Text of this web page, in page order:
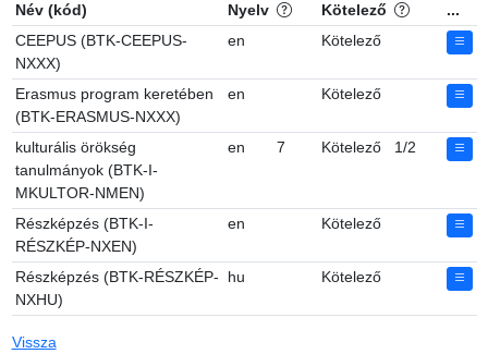
Név (kód) Nyelv
Kötelező
...
CEEPUS (BTK-CEEPUS-
NXXX)
en Kötelező
Erasmus program keretében
(BTK-ERASMUS-NXXX)
en Kötelező
kulturális örökség
tanulmányok (BTK-I-
MKULTOR-NMEN)
en 7 Kötelező 1/2
Részképzés (BTK-I-
RÉSZKÉP-NXEN)
en Kötelező
Részképzés (BTK-RÉSZKÉP-
NXHU)
hu Kötelező
Vissza